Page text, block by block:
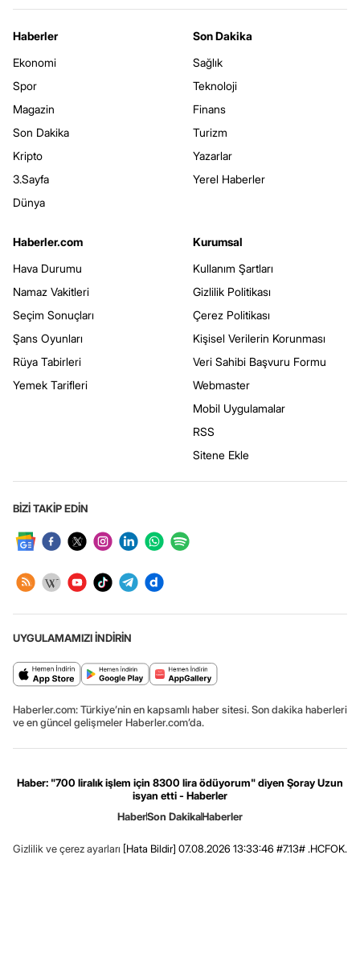
Haberler
Ekonomi
Spor
Magazin
Son Dakika
Kripto
3.Sayfa
Dünya
Son Dakika
Sağlık
Teknoloji
Finans
Turizm
Yazarlar
Yerel Haberler
Haberler.com
Hava Durumu
Namaz Vakitleri
Seçim Sonuçları
Şans Oyunları
Rüya Tabirleri
Yemek Tarifleri
Kurumsal
Kullanım Şartları
Gizlilik Politikası
Çerez Politikası
Kişisel Verilerin Korunması
Veri Sahibi Başvuru Formu
Webmaster
Mobil Uygulamalar
RSS
Sitene Ekle
BİZİ TAKİP EDİN
UYGULAMAMIZI İNDİRİN
Haberler.com: Türkiye’nin en kapsamlı haber sitesi. Son dakika haberleri
ve en güncel gelişmeler Haberler.com’da.
Haber: "700 liralık işlem için 8300 lira ödüyorum" diyen Şoray Uzun
isyan etti - Haberler
HaberSon DakikaHaberler
Gizlilik ve çerez ayarları [Hata Bildir] 07.08.2026 13:33:46 #7.13# .HCFOK.